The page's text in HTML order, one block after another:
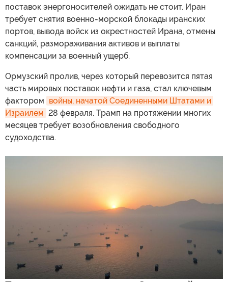
поставок энергоносителей ожидать не стоит. Иран
требует снятия военно-морской блокады иранских
портов, вывода войск из окрестностей Ирана, отмены
санкций, размораживания активов и выплаты
компенсации за военный ущерб.
Ормузский пролив, через который перевозится пятая
часть мировых поставок нефти и газа, стал ключевым
фактором войны, начатой Соединенными Штатами и
Израилем 28 февраля. Трамп на протяжении многих
месяцев требует возобновления свободного
судоходства.